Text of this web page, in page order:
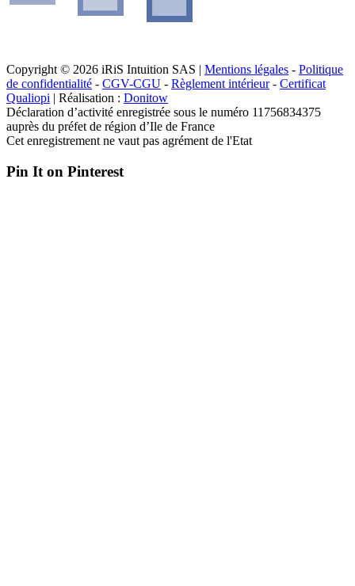
Copyright © 2026 iRiS Intuition SAS | Mentions légales - Politique
de confidentialité - CGV-CGU - Règlement intérieur- Certificat
Qualiopi | Réalisation : Donitow
Déclaration d’activité enregistrée sous le numéro 11756834375
auprès du préfet de région d’Ile de France
Cet enregistrement ne vaut pas agrément de l'Etat
Pin It on Pinterest